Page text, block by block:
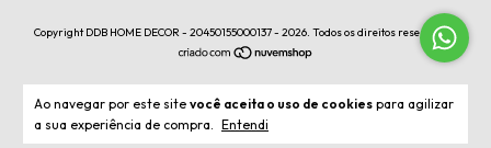
Ao navegar por este site você aceita o uso de cookies para agilizar
a sua experiência de compra. Entendi
Copyright DDB HOME DECOR - 20450155000137 - 2026. Todos os direitos reservados.